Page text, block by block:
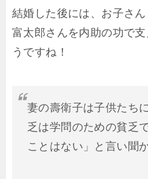
結婚した後には、お子さ
富太郎さんを内助の功で
うですね！
妻の壽衛子は子供たち
乏は学問のための貧乏
ことはない」と言い聞